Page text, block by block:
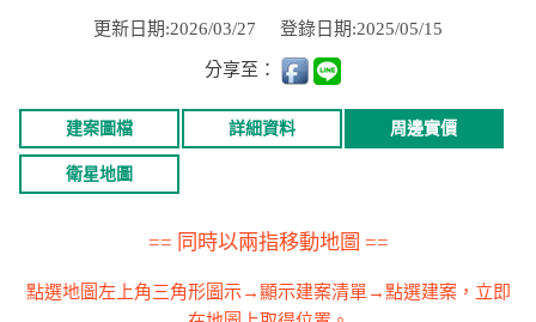
更新日期:2026/03/27 登錄日期:2025/05/15
分享至：
建案圖檔 詳細資料 周邊實價
衛星地圖
== 同時以兩指移動地圖 ==
點選地圖左上角三角形圖示→顯示建案清單→點選建案，立即